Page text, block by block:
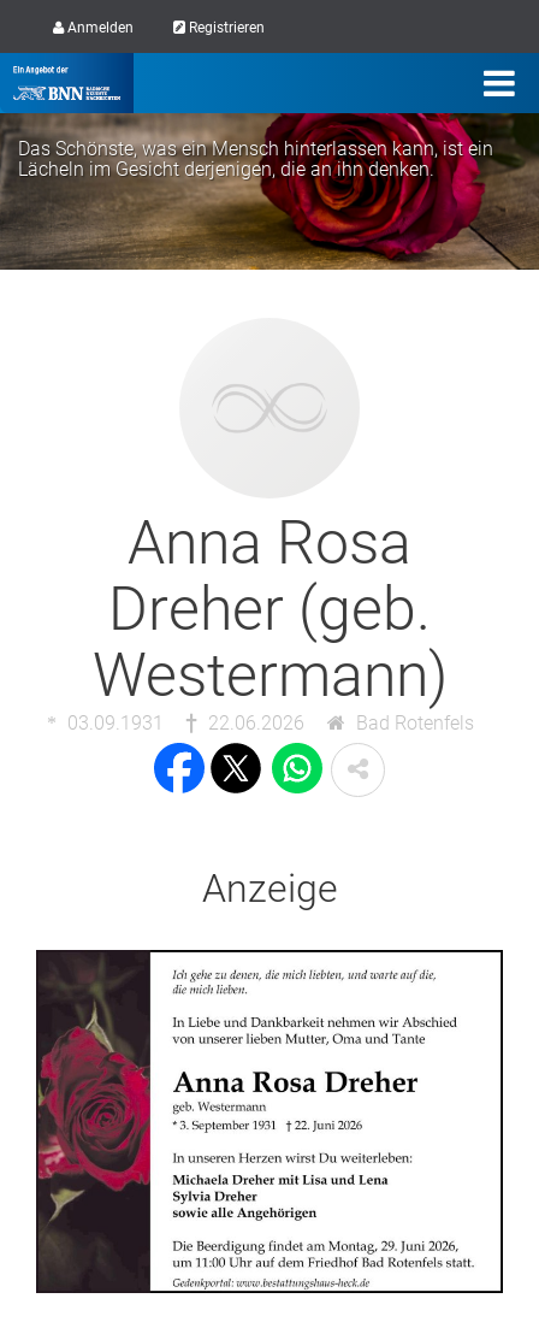
Anmelden Registrieren
Das Schönste, was ein Mensch hinterlassen kann, ist ein
Lächeln im Gesicht derjenigen, die an ihn denken.
Anna Rosa
Dreher (geb.
Westermann)
03.09.1931 22.06.2026 Bad Rotenfels
Anzeige